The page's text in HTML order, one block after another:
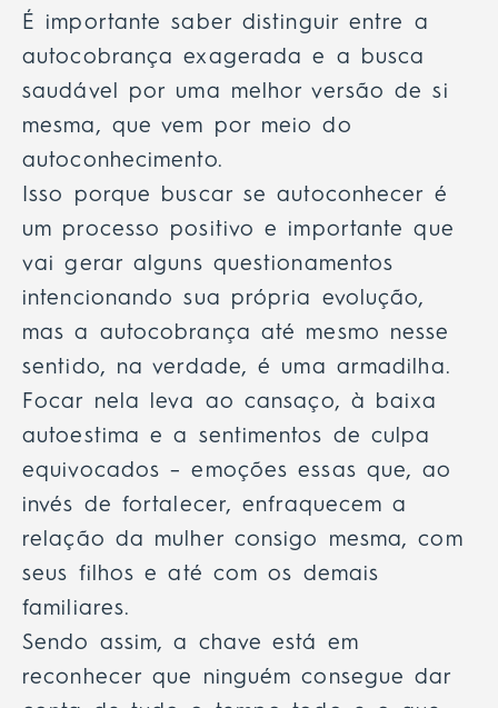
É importante saber distinguir entre a
autocobrança exagerada e a busca
saudável por uma melhor versão de si
mesma, que vem por meio do
autoconhecimento.
Isso porque buscar se autoconhecer é
um processo positivo e importante que
vai gerar alguns questionamentos
intencionando sua própria evolução,
mas a autocobrança até mesmo nesse
sentido, na verdade, é uma armadilha.
Focar nela leva ao cansaço, à baixa
autoestima e a sentimentos de culpa
equivocados – emoções essas que, ao
invés de fortalecer, enfraquecem a
relação da mulher consigo mesma, com
seus filhos e até com os demais
familiares.
Sendo assim, a chave está em
reconhecer que ninguém consegue dar